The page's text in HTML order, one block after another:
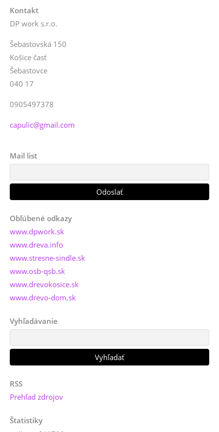
Kontakt
DP work s.r.o.
Šebastovská 150
Košice časť
Šebastovce
040 17
0905497378
capulic@gmail.com
Mail list
Obľúbené odkazy
www.dpwork.sk
www.dreva.info
www.stresne-sindle.sk
www.osb-qsb.sk
www.drevokosice.sk
www.drevo-dom.sk
Vyhľadávanie
RSS
Prehľad zdrojov
Štatistiky